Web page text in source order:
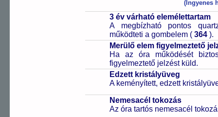
(Ingyenes
3 év várható elemélettartam
A megbízható pontos
működteti a gombelem ( 364 ).
Merülő elem figyelmeztető
Ha az óra működését
figyelmeztető jelzést küld.
Edzett kristályüveg
A keményített, edzett
Nemesacél tokozás
Az óra tartós nemesacél